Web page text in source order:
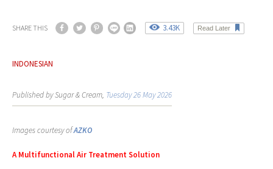
SHARE THIS 3.43K Read Later
INDONESIAN
Published by Sugar & Cream, Tuesday 26 May 2026
Images courtesy ofAZKO
A Multifunctional Air Treatment Solution